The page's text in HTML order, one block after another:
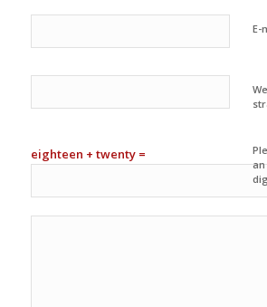
E-
an
eighteen + twenty =